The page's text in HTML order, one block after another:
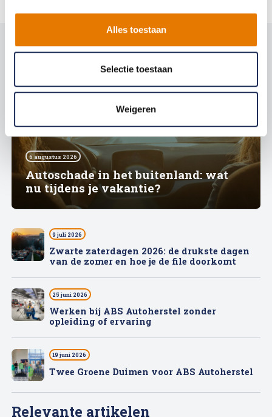
Alles toestaan
Selectie toestaan
Weigeren
Relevante artikelen
6 augustus 2026
Autoschade in het buitenland: wat
nu tijdens je vakantie?
9 juli 2026
Zwarte zaterdagen 2026: de drukste dagen
van de zomer en hoe je de file doorkomt
25 juni 2026
Werken bij ABS Autoherstel zonder
opleiding of ervaring
19 juni 2026
Twee Groene Duimen voor ABS Autoherstel